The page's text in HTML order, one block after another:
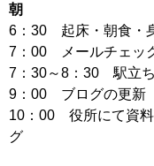
朝
6：30 起床・朝食・
7：00 メールチェッ
7：30～8：30 駅立ち
9：00 ブログの更新
10：00 役所にて資料
グ